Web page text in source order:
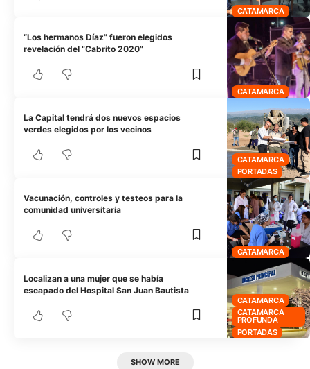
CATAMARCA
CATAMARCA
“Los hermanos Díaz” fueron elegidos
revelación del “Cabrito 2020”
CATAMARCA
PORTADAS
La Capital tendrá dos nuevos espacios
verdes elegidos por los vecinos
CATAMARCA
Vacunación, controles y testeos para la
comunidad universitaria
CATAMARCA
CATAMARCA
PROFUNDA
PORTADAS
Localizan a una mujer que se había
escapado del Hospital San Juan Bautista
SHOW MORE